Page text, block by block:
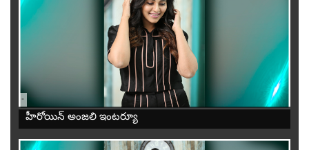
-
హీరోయిన్ అంజలి ఇంటర్యూ